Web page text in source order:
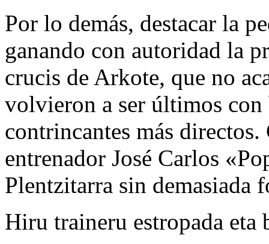
Por lo demás, destacar la
ganando con autoridad la
crucis de Arkote, que no
volvieron a ser últimos con
contrincantes más
entrenador José Carlos
Plentzitarra sin demasiada
Hiru traineru estropada eta